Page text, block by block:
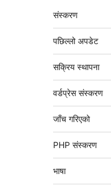
मेटा
संस्करण
पछिल्लो अपडेट
सक्रिय स्थापना
वर्डप्रेस संस्करण
जाँच गरिएको
PHP संस्करण
भाषा